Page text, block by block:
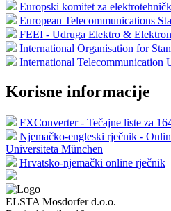
Europski komitet za
European Telecommunications
FEEI - Udruga Elektro &
International Organisation for
International Telecommunication
Korisne informacije
FXConverter - Tečajne liste za
Njemačko-engleski rječnik -
Universiteta München
Hrvatsko-njemački online rječnik
ELSTA Mosdorfer d.o.o.